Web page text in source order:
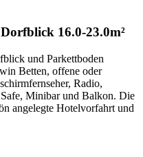
16.0-23.0m²
und Parkettboden
Betten, offene oder
Radio,
Minibar und Balkon. Die
angelegte Hotelvorfahrt und